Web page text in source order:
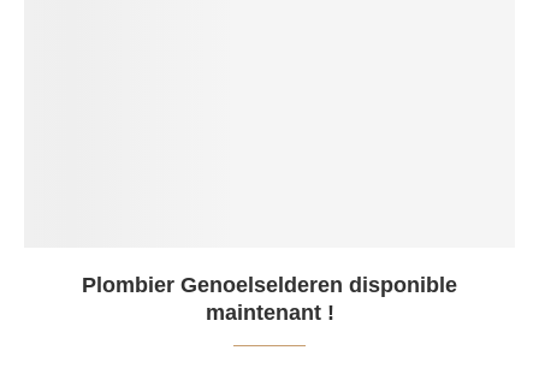
Plombier Genoelselderen disponible
maintenant !